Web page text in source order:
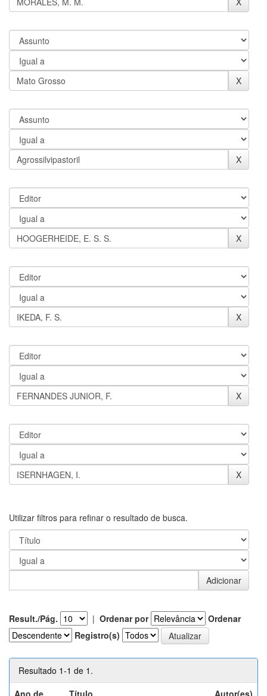
Utilizar filtros para refinar o resultado de busca.
Result./Pág. | Ordenar por
Ordenar
Registro(s)
Resultado 1-1 de 1.
Ano de
Título Autor(es)